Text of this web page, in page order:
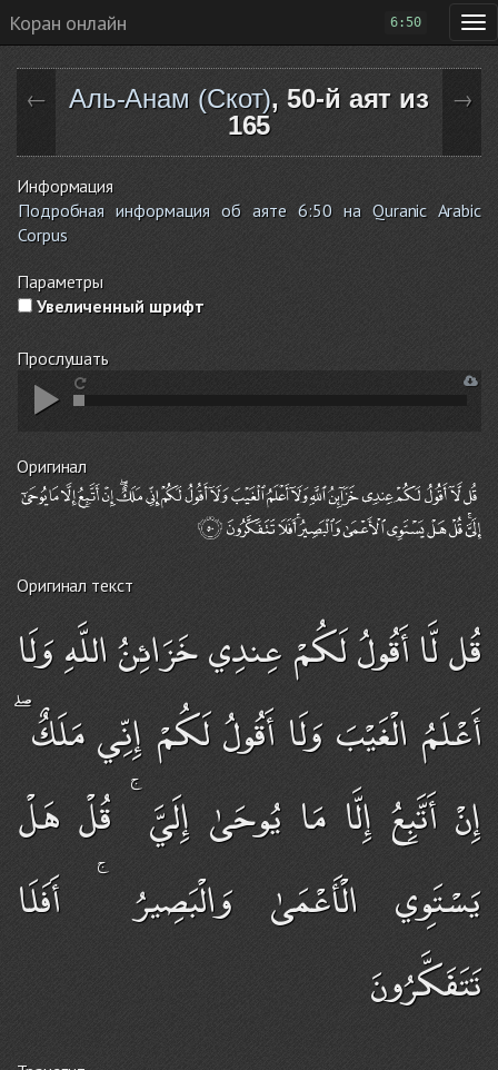
Коран онлайн 6:50
← Аль-Анам (Скот), 50-й аят из
165
→
Информация
Подробная информация об аяте 6:50 на Quranic Arabic
Corpus
Параметры
Увеличенный шрифт
Прослушать
Оригинал
Оригинал текст
قُل لَّا أَقُولُ لَكُمْ عِندِي خَزَائِنُ اللَّهِ وَلَا
أَعْلَمُ الْغَيْبَ وَلَا أَقُولُ لَكُمْ إِنِّي مَلَكٌ ۖ
إِنْ أَتَّبِعُ إِلَّا مَا يُوحَىٰ إِلَيَّ ۚ قُلْ هَلْ
يَسْتَوِي الْأَعْمَىٰ وَالْبَصِيرُ ۚ أَفَلَا
تَتَفَكَّرُونَ